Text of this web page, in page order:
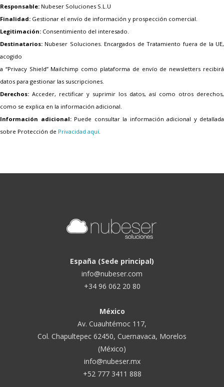
Responsable: Nubeser Soluciones S.L.U
Finalidad: Gestionar el envío de información y prospección comercial.
Legitimación: Consentimiento del interesado.
Destinatarios: Nubeser Soluciones. Encargados de Tratamiento fuera de la UE,
acogido
a “Privacy Shield” Mailchimp como plataforma de envío de newsletters recibirá
datos para gestionar las suscripciones.
Derechos: Acceder, rectificar y suprimir los datos, así como otros derechos,
como se explica en la información adicional.
Información adicional:Puede consultar la información adicional y detallada
sobre Protección de Privacidad aquí.
España (Sede principal)
info@nubeser.com
+34 96 062 20 80
México
Av. Cuauhtémoc 117,
Col. Chapultepec 62450, Cuernavaca, Morelos
(México)
info@nubeser.mx
+52 777 3411 888